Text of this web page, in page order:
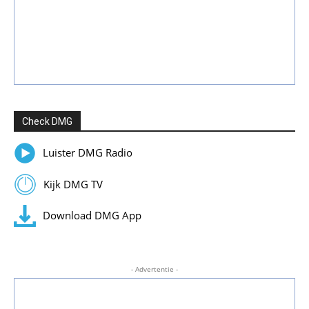
Check DMG
Luister DMG Radio
Kijk DMG TV
Download DMG App
- Advertentie -